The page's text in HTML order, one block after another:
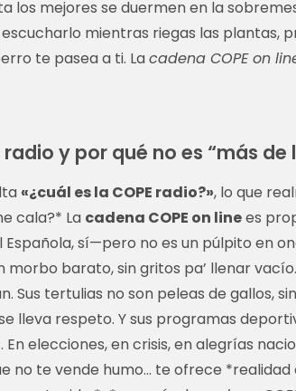
los mejores se duermen en la
mientras riegas las plantas,
te pasea a ti. Lacadena COPE on
radio y por qué no es “más de
«¿cuál es la COPE radio?», lo que
cala?* La cadena COPE on linees
sí—pero no es un púlpito en
morbo barato, sin gritos pa’ llenar
Sus tertulias no son peleas de gallos,
lleva respeto. Y sus programas
elecciones, en crisis, en alegrías
no te vende humo… te ofrece *realidad